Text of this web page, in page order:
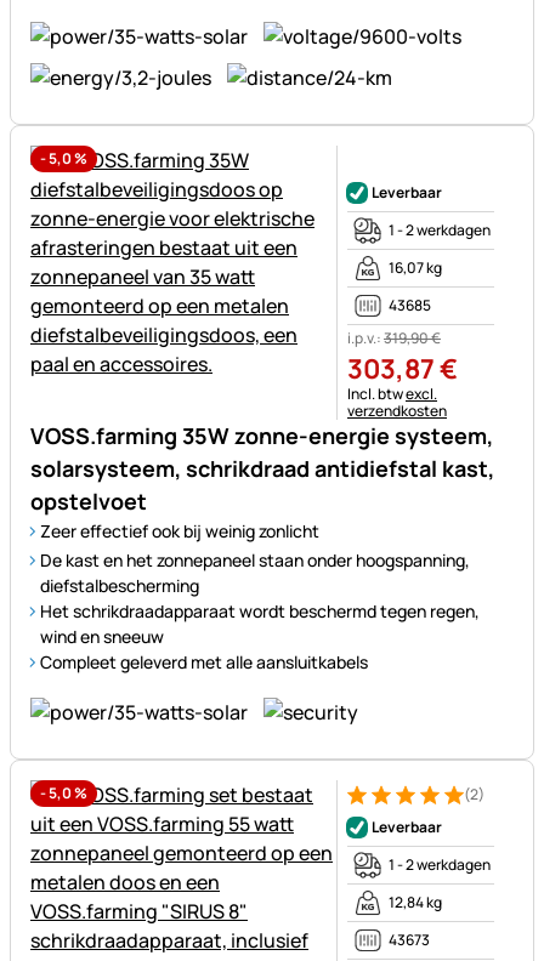
-5,0%
VOSS.farming 35W zonne-energie systeem,
solarsysteem, schrikdraad antidiefstal kast,
opstelvoet
Zeer effectief ook bij weinig zonlicht
De kast en het zonnepaneel staan onder hoogspanning,
diefstalbescherming
Het schrikdraadapparaat wordt beschermd tegen regen,
wind en sneeuw
Compleet geleverd met alle aansluitkabels
Leverbaar
1 - 2 werkdagen
16,07 kg
43685
i.p.v.:319,90€
303,87€
Belastinginformatie:
Incl. btwexcl.
verzendkosten
-5,0% Beoordeling: 5 van 5 (2
2 Bewertungen
(2)
Leverbaar
1 - 2 werkdagen
12,84 kg
43673